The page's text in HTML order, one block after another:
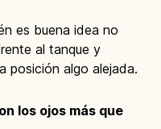
es buena idea no
al tanque y
posición algo alejada.
los ojos más que